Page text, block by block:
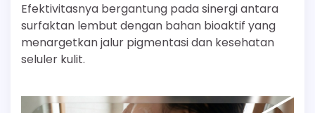
Efektivitasnya bergantung pada sinergi antara
surfaktan lembut dengan bahan bioaktif yang
menargetkan jalur pigmentasi dan kesehatan
seluler kulit.